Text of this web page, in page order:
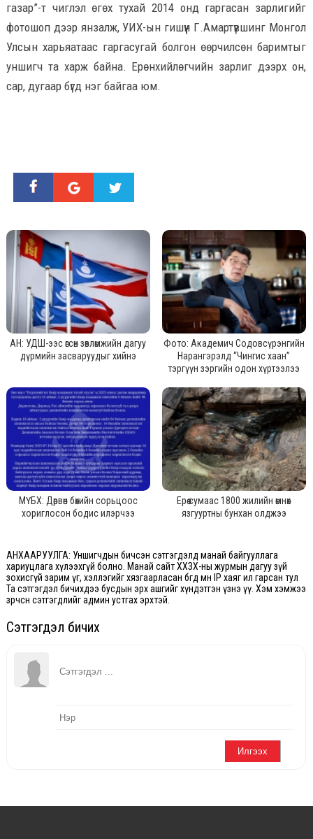
газар”-т чиглэл өгөх тухай 2014 онд гаргасан зарлигийг
фотошоп дээр янзалж, УИХ-ын гишүүн Г.Амартүвшинг Монгол
Улсын харьяатаас гаргасугай болгон өөрчилсөн баримтыг
уншигч та харж байна. Ерөнхийлөгчийн зарлиг дээрх он,
сар, дугаар бүгд нэг байгаа юм.
АН: УДШ-ээс өгсөн зөвлөмжийн дагуу
дүрмийн засваруудыг хийнэ
Фото: Академич Содовсүрэнгийн
Нарангэрэлд “Чингис хаан”
тэргүүн зэргийн одон хүртээлээ
МҮБХ: Дөрвөн бөхийн сорьцоос
хориглосон бодис илэрчээ
Ерөө сумаас 1800 жилийн өмнөх
язгууртны бунхан олджээ
АНХААРУУЛГА: Уншигчдын бичсэн сэтгэгдэлд манай байгууллага
хариуцлага хүлээхгүй болно. Манай сайт ХХЗХ-ны журмын дагуу зүй
зохисгүй зарим үг, хэллэгийг хязгаарласан бөгөөд мөн IP хаяг ил гарсан тул
Та сэтгэгдэл бичихдээ бусдын эрх ашгийг хүндэтгэн үзнэ үү. Хэм хэмжээ
зөрчсөн сэтгэгдлийг админ устгах эрхтэй.
Сэтгэгдэл бичих